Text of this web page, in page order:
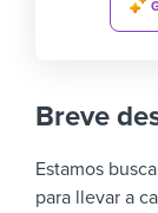
Breve
Estamos
para llevar a